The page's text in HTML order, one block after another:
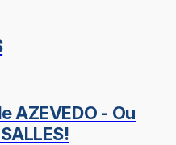
AZEVEDO - Ou